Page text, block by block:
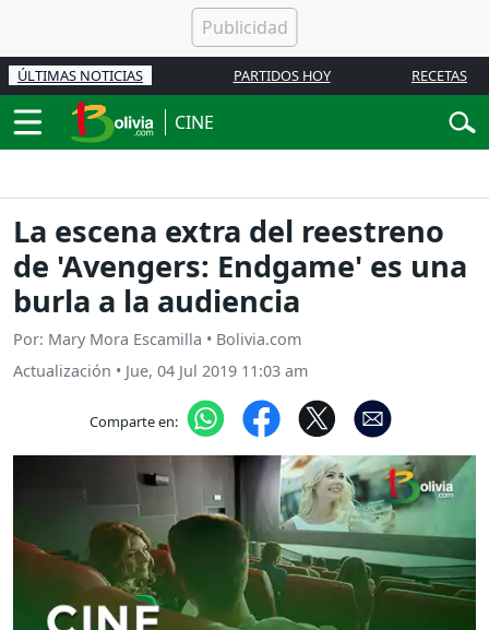
ÚLTIMAS NOTICIAS PARTIDOS HOY RECETAS
CINE
La escena extra del reestreno
de 'Avengers: Endgame' es una
burla a la audiencia
Por: Mary Mora Escamilla • Bolivia.com
Actualización • Jue, 04 Jul 2019 11:03 am
Comparte en: